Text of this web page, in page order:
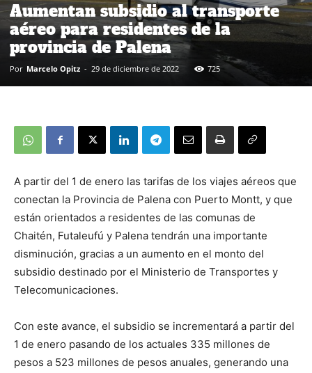
Aumentan subsidio al transporte
aéreo para residentes de la
provincia de Palena
Por Marcelo Opitz - 29 de diciembre de 2022 725
A partir del 1 de enero las tarifas de los viajes aéreos que
conectan la Provincia de Palena con Puerto Montt, y que
están orientados a residentes de las comunas de
Chaitén, Futaleufú y Palena tendrán una importante
disminución, gracias a un aumento en el monto del
subsidio destinado por el Ministerio de Transportes y
Telecomunicaciones.
Con este avance, el subsidio se incrementará a partir del
1 de enero pasando de los actuales 335 millones de
pesos a 523 millones de pesos anuales, generando una